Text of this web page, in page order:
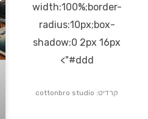
width:100%;border-
radius:10px;box-
shadow:0 2px 16px
#ddd">
קרדיט: cottonbro studio